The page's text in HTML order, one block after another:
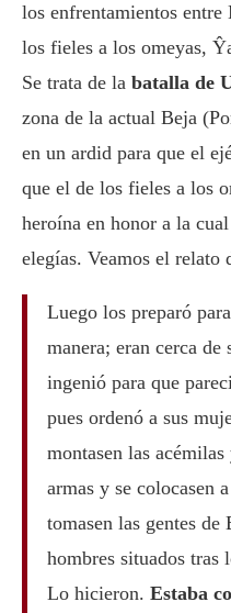
los enfrentamientos
los fieles a los omeyas,
Se trata de la batalla de
zona de la actual Beja
en un ardid para que el
que el de los fieles a los
heroína en honor a la
elegías. Veamos el relato
Luego los preparó
manera; eran cerca de
ingenió para que
pues ordenó a sus
montasen las
armas y se colocasen
tomasen las gentes
hombres situados tras
Lo hicieron. Estaba